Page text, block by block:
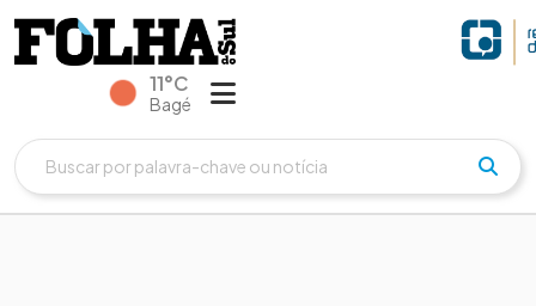
11°C
Bagé